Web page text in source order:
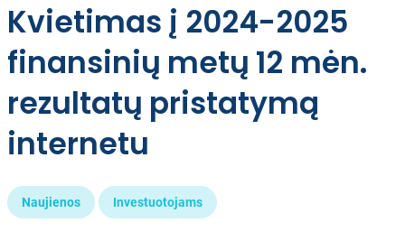
Kvietimas į 2024-2025
finansinių metų 12 mėn.
rezultatų pristatymą
internetu
Naujienos Investuotojams